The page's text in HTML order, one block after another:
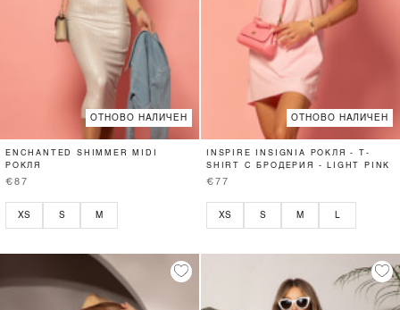
ОТНОВО НАЛИЧЕН
ENCHANTED SHIMMER MIDI
РОКЛЯ
€87
XS S M
ОТНОВО НАЛИЧЕН
INSPIRE INSIGNIA РОКЛЯ - T-
SHIRT С БРОДЕРИЯ - LIGHT PINK
€77
XS S M